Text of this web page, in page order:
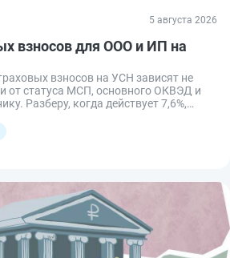
5 августа 2026
взносов для ООО и ИП на
взносов на УСН зависят не
от статуса МСП, основного ОКВЭД и
Разберу, когда действует 7,6%,